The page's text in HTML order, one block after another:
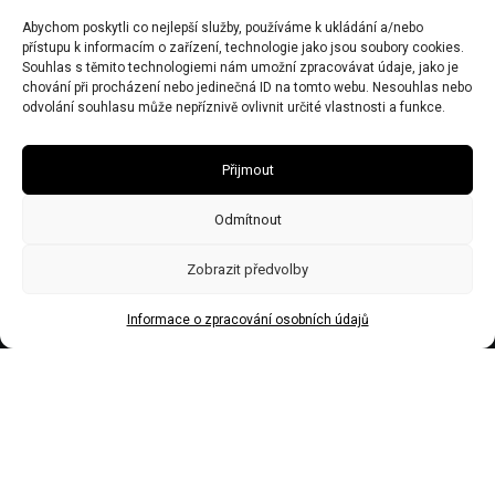
Abychom poskytli co nejlepší služby, používáme k ukládání a/nebo
přístupu k informacím o zařízení, technologie jako jsou soubory cookies.
Souhlas s těmito technologiemi nám umožní zpracovávat údaje, jako je
chování při procházení nebo jedinečná ID na tomto webu. Nesouhlas nebo
odvolání souhlasu může nepříznivě ovlivnit určité vlastnosti a funkce.
Přijmout
Odmítnout
Zobrazit předvolby
Informace o zpracování osobních údajů
Kancelář: Dolní Olešnice 32, 543 71
IČO 67446281 | DIČ CZ7506243437 | Obecní živnostenský úřad zn:
č.j.Ž/2578/08/Ry21953/3